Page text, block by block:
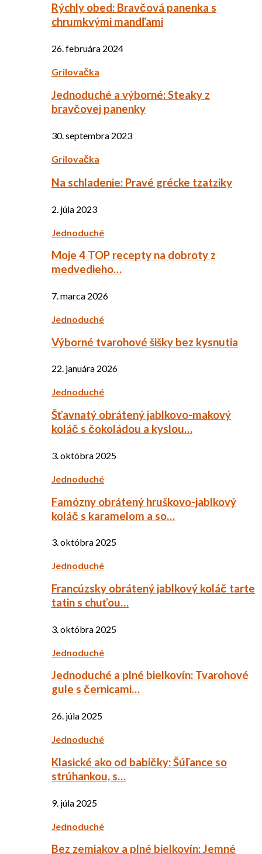
Rýchly obed: Bravčová panenka s
chrumkvými mandľami
26. februára 2024
Grilovačka
Jednoduché a výborné: Steaky z
bravčovej panenky
30. septembra 2023
Grilovačka
Na schladenie: Pravé grécke tzatziky
2. júla 2023
Jednoduché
Moje 4 TOP recepty na dobroty z
medvedieho…
7. marca 2026
Jednoduché
Výborné tvarohové šišky bez kysnutia
22. januára 2026
Jednoduché
Šťavnatý obrátený jablkovo-makový
koláč s čokoládou a kyslou…
3. októbra 2025
Jednoduché
Famózny obrátený hruškovo-jablkový
koláč s karamelom a so…
3. októbra 2025
Jednoduché
Francúzsky obrátený jablkový koláč tarte
tatin s chuťou…
3. októbra 2025
Jednoduché
Jednoduché a plné bielkovín: Tvarohové
gule s černicami…
26. júla 2025
Jednoduché
Klasické ako od babičky: Šúľance so
strúhankou, s…
9. júla 2025
Jednoduché
Bez zemiakov a plné bielkovín: Jemné